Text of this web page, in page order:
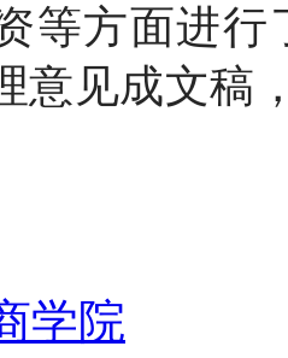
等方面进
意见成文稿
学院